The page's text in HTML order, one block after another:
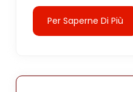
Per Saperne Di Più